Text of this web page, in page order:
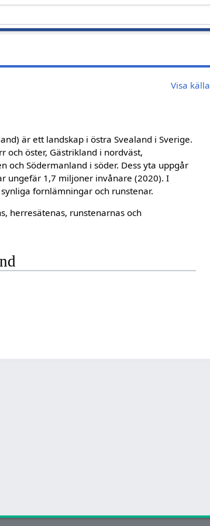
Visa källa
är ett landskap i östra Svealand i Sverige.
och öster, Gästrikland i nordväst,
och Södermanland i söder. Dess yta uppgår
ungefär 1,7 miljoner invånare (2020). I
fornlämningar och runstenar.
herresätenas, runstenarnas och